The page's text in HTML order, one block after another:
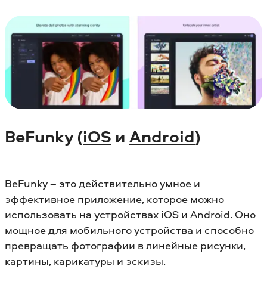
BeFunky (iOS и Android)
BeFunky – это действительно умное и
эффективное приложение, которое можно
использовать на устройствах iOS и Android. Оно
мощное для мобильного устройства и способно
превращать фотографии в линейные рисунки,
картины, карикатуры и эскизы.